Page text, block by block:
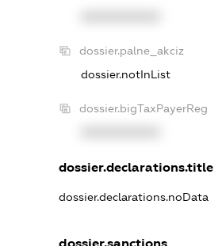
dossier.palne_akciz
dossier.notInList
dossier.bigTaxPayerReg
dossier.declarations.title
dossier.declarations.noData